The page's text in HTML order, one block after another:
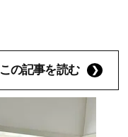
この記事を読む